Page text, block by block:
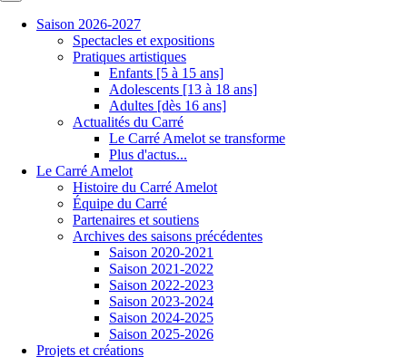
Saison 2026-2027
Spectacles et expositions
Pratiques artistiques
Enfants [5 à 15 ans]
Adolescents [13 à 18 ans]
Adultes [dès 16 ans]
Actualités du Carré
Le Carré Amelot se transforme
Plus d'actus...
Le Carré Amelot
Histoire du Carré Amelot
Équipe du Carré
Partenaires et soutiens
Archives des saisons précédentes
Saison 2020-2021
Saison 2021-2022
Saison 2022-2023
Saison 2023-2024
Saison 2024-2025
Saison 2025-2026
Projets et créations